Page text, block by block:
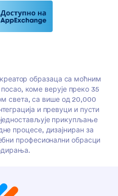
образаца са моћним
коме верује преко 35
света, са више од 20,000
и превуци и пусти
прикупљање
процесе, дизајниран за
професионални обрасци